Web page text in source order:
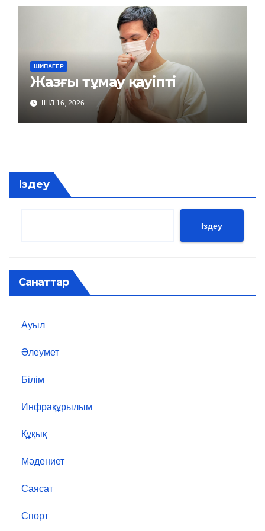
ШИПАГЕР
Жазғы тұмау қауіпті
ШІЛ 16, 2026
Іздеу
Іздеу
Санаттар
Ауыл
Әлеумет
Білім
Инфрақұрылым
Құқық
Мәдениет
Саясат
Спорт